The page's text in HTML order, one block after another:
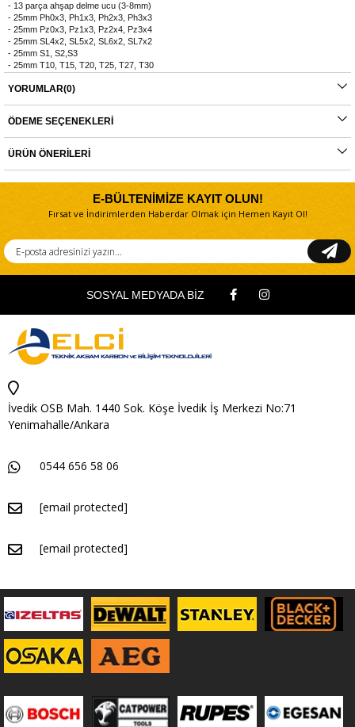
- 13 parça ahşap delme ucu (3-8mm)
- 25mm Ph0x3, Ph1x3, Ph2x3, Ph3x3
- 25mm Pz0x3, Pz1x3, Pz2x4, Pz3x4
- 25mm SL4x2, SL5x2, SL6x2, SL7x2
- 25mm S1, S2,S3
- 25mm T10, T15, T20, T25, T27, T30
- 50mm Ph1, Ph2x2, Ph3
- 1 adet manyetik uç tutucu
- 9 parça lokma ucu
- 1 adet havşa açma ucu
- Taşıma çantası
YORUMLAR(0)
ÖDEME SEÇENEKLERI
ÜRÜN ÖNERILERI
E-BÜLTENİMİZE KAYIT OLUN!
Fırsat ve İndirimlerden Haberdar Olmak için Hemen Kayıt Ol!
SOSYAL MEDYADA BİZ
İvedik OSB Mah. 1440 Sok. Köşe İvedik İş Merkezi No:71
Yenimahalle/Ankara
0544 656 58 06
[email protected]
[email protected]